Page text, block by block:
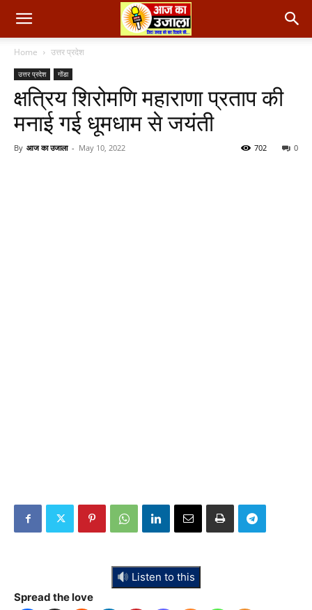
Home उत्तर प्रदेश
उत्तर प्रदेश गोंडा
क्षत्रिय शिरोमणि महाराणा प्रताप की
मनाई गई धूमधाम से जयंती
By आज का उजाला - May 10, 2022 0
702
Listen to this
Spread the love